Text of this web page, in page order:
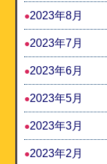
2023年8月
2023年7月
2023年6月
2023年5月
2023年3月
2023年2月